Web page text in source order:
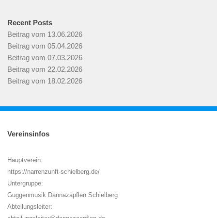
Recent Posts
Beitrag vom 13.06.2026
Beitrag vom 05.04.2026
Beitrag vom 07.03.2026
Beitrag vom 22.02.2026
Beitrag vom 18.02.2026
Vereinsinfos
Hauptverein:
https://narrenzunft-schielberg.de/
Untergruppe:
Guggenmusik Dannazäpflen Schielberg
Abteilungsleiter: